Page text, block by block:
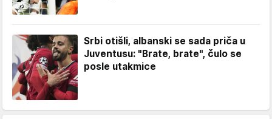
Srbi otišli, albanski se sada priča u
Juventusu: "Brate, brate", čulo se
posle utakmice